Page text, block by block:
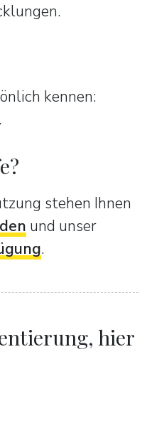
kennen:
.
stehen Ihnen
und unser
.
hier